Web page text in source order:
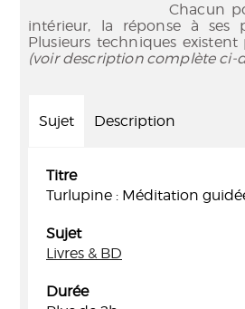
Chacun
intérieur, la réponse à ses
Plusieurs techniques
(voir description complète ci-
Sujet Description
Titre
Turlupine : Méditation
Sujet
Livres & BD
Durée